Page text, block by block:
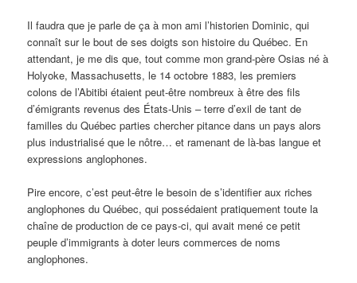
Il faudra que je parle de ça à mon ami l’historien Dominic, qui
connaît sur le bout de ses doigts son histoire du Québec. En
attendant, je me dis que, tout comme mon grand-père Osias né à
Holyoke, Massachusetts, le 14 octobre 1883, les premiers
colons de l’Abitibi étaient peut-être nombreux à être des fils
d’émigrants revenus des États-Unis – terre d’exil de tant de
familles du Québec parties chercher pitance dans un pays alors
plus industrialisé que le nôtre… et ramenant de là-bas langue et
expressions anglophones.
Pire encore, c’est peut-être le besoin de s’identifier aux riches
anglophones du Québec, qui possédaient pratiquement toute la
chaîne de production de ce pays-ci, qui avait mené ce petit
peuple d’immigrants à doter leurs commerces de noms
anglophones.